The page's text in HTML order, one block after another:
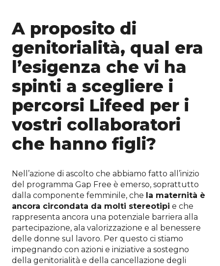
A proposito di
genitorialità, qual era
l’esigenza che vi ha
spinti a scegliere i
percorsi Lifeed per i
vostri collaboratori
che hanno figli?
Nell’azione di ascolto che abbiamo fatto all’inizio
del programma Gap Free è emerso, soprattutto
dalla componente femminile, che la maternità è
ancora circondata da molti stereotipi e che
rappresenta ancora una potenziale barriera alla
partecipazione, ala valorizzazione e al benessere
delle donne sul lavoro. Per questo ci stiamo
impegnando con azioni e iniziative a sostegno
della genitorialità e della cancellazione degli